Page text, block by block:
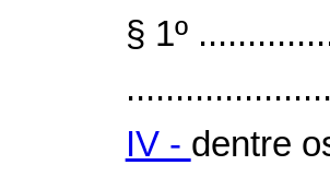
§ 1º
IV - dentre